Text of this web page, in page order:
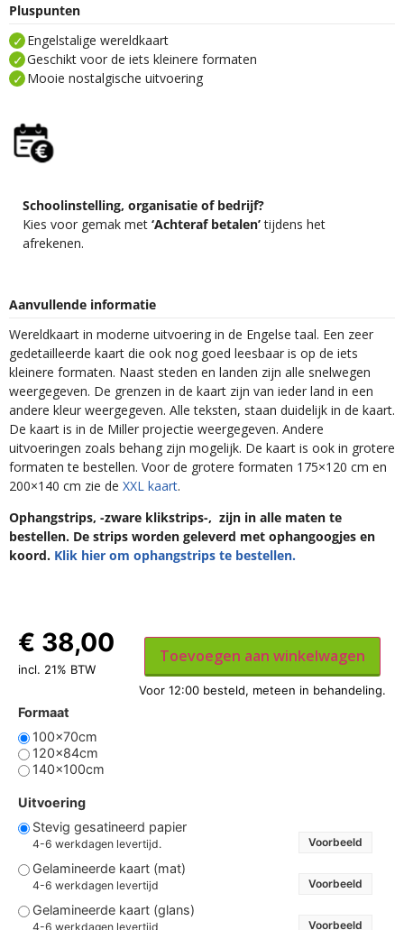
Pluspunten
Engelstalige wereldkaart
Geschikt voor de iets kleinere formaten
Mooie nostalgische uitvoering
Schoolinstelling, organisatie of bedrijf?
Kies voor gemak met ‘Achteraf betalen’tijdens het
afrekenen.
Aanvullende informatie
Wereldkaart in moderne uitvoering in de Engelse taal. Een zeer
gedetailleerde kaart die ook nog goed leesbaar is op de iets
kleinere formaten. Naast steden en landen zijn alle snelwegen
weergegeven. De grenzen in de kaart zijn van ieder land in een
andere kleur weergegeven. Alle teksten, staan duidelijk in de kaart.
De kaart is in de Miller projectie weergegeven. Andere
uitvoeringen zoals behang zijn mogelijk. De kaart is ook in grotere
formaten te bestellen. Voor de grotere formaten 175×120 cm en
200×140 cm zie de XXL kaart.
Ophangstrips, -zware klikstrips-, zijn in alle maten te
bestellen. De strips worden geleverd met ophangoogjes en
koord. Klik hier om ophangstrips te bestellen.
Formaat
100x70cm
120x84cm
140x100cm
Uitvoering
Stevig gesatineerd papier
4-6 werkdagen levertijd. Voorbeeld
Gelamineerde kaart (mat)
4-6 werkdagen levertijd Voorbeeld
Gelamineerde kaart (glans)
4-6 werkdagen levertijd Voorbeeld
€ 38,00
incl. 21% BTW
Toevoegen aan winkelwagen